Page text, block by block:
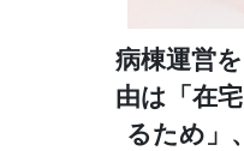
病棟運営
由は「在
るため」